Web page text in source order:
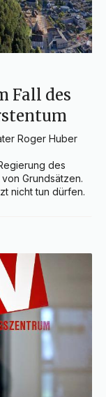
Fall des
Roger Huber
des
Grundsätzen.
nicht tun dürfen.